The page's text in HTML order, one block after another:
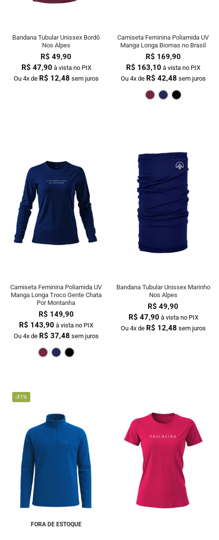
Bandana Tubular Unissex Bordô
Nos Alpes
R$ 49,90
R$ 47,90 à vista no PIX
Ou 4x de R$ 12,48 sem juros
Camiseta Feminina Poliamida UV
Manga Longa Biomas no Brasil
R$ 169,90
R$ 163,10 à vista no PIX
Ou 4x de R$ 42,48 sem juros
Camiseta Feminina Poliamida UV
Manga Longa Troco Gente Chata
Por Montanha
R$ 149,90
R$ 143,90 à vista no PIX
Ou 4x de R$ 37,48 sem juros
Bandana Tubular Unissex Marinho
Nos Alpes
R$ 49,90
R$ 47,90 à vista no PIX
Ou 4x de R$ 12,48 sem juros
-31%
FORA DE ESTOQUE